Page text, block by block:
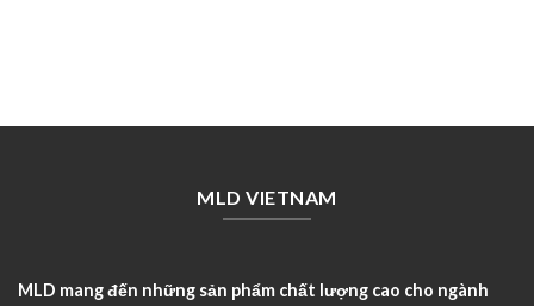
MLD VIETNAM
MLD mang đến những sản phẩm chất lượng cao cho ngành